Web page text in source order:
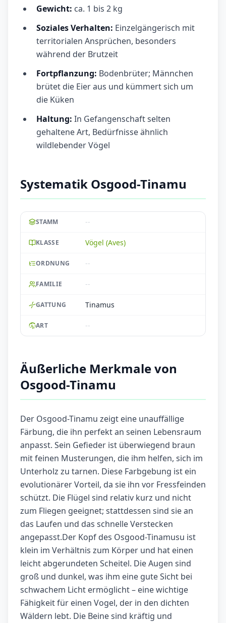
Gewicht: ca. 1 bis 2 kg
Soziales Verhalten: Einzelgängerisch mit
territorialen Ansprüchen, besonders
während der Brutzeit
Fortpflanzung: Bodenbrüter; Männchen
brütet die Eier aus und kümmert sich um
die Küken
Haltung: In Gefangenschaft selten
gehaltene Art, Bedürfnisse ähnlich
wildlebender Vögel
Systematik Osgood-Tinamu
STAMM --
KLASSE Vögel (Aves)
ORDNUNG --
FAMILIE --
GATTUNG Tinamus
ART --
Äußerliche Merkmale von
Osgood-Tinamu
Der Osgood-Tinamu zeigt eine unauffällige
Färbung, die ihn perfekt an seinen Lebensraum
anpasst. Sein Gefieder ist überwiegend braun
mit feinen Musterungen, die ihm helfen, sich im
Unterholz zu tarnen. Diese Farbgebung ist ein
evolutionärer Vorteil, da sie ihn vor Fressfeinden
schützt. Die Flügel sind relativ kurz und nicht
zum Fliegen geeignet; stattdessen sind sie an
das Laufen und das schnelle Verstecken
angepasst.Der Kopf des Osgood-Tinamusu ist
klein im Verhältnis zum Körper und hat einen
leicht abgerundeten Scheitel. Die Augen sind
groß und dunkel, was ihm eine gute Sicht bei
schwachem Licht ermöglicht – eine wichtige
Fähigkeit für einen Vogel, der in den dichten
Wäldern lebt. Die Beine sind kräftig und